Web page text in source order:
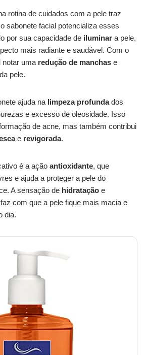
rotina de cuidados com a pele traz
sabonete facial potencializa esses
por sua capacidade de iluminar a pele,
mais radiante e saudável. Com o
notar uma redução de manchas e
pele.
ajuda na limpeza profundados
e excesso de oleosidade. Isso
de acne, mas também contribui
e revigorada.
é a ação antioxidante, que
e ajuda a proteger a pele do
A sensação de hidratação e
com que a pele fique mais macia e
dia.